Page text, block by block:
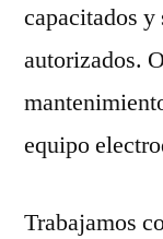
capacitados
autorizados.
equipo
Trabajamos